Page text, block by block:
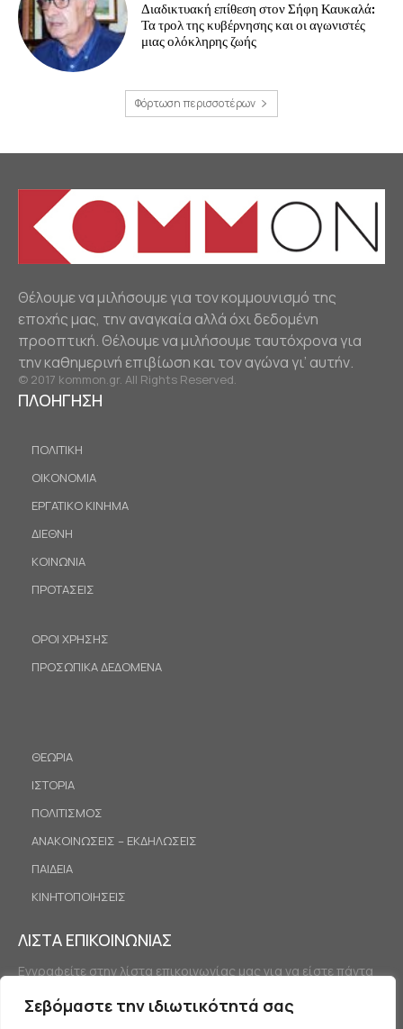
Σεβόμαστε την ιδιωτικότητά σας
Διαδικτυακή επίθεση στον Σήφη Καυκαλά:
Τα τρολ της κυβέρνησης και οι αγωνιστές
μιας ολόκληρης ζωής
Φόρτωση περισσοτέρων
Θέλουμε να μιλήσουμε για τον κομμουνισμό της
εποχής μας, την αναγκαία αλλά όχι δεδομένη
προοπτική. Θέλουμε να μιλήσουμε ταυτόχρονα για
την καθημερινή επιβίωση και τον αγώνα γι’ αυτήν.
© 2017 kommon.gr. All Rights Reserved.
ΠΛΟΗΓΗΣΗ
ΠΟΛΙΤΙΚΗ
ΟΙΚΟΝΟΜΙΑ
ΕΡΓΑΤΙΚΟ ΚΙΝΗΜΑ
ΔΙΕΘΝΗ
ΚΟΙΝΩΝΙΑ
ΠΡΟΤΑΣΕΙΣ
ΟΡΟΙ ΧΡΗΣΗΣ
ΠΡΟΣΩΠΙΚΑ ΔΕΔΟΜΕΝΑ
ΘΕΩΡΙΑ
ΙΣΤΟΡΙΑ
ΠΟΛΙΤΙΣΜΟΣ
ΑΝΑΚΟΙΝΩΣΕΙΣ – ΕΚΔΗΛΩΣΕΙΣ
ΠΑΙΔΕΙΑ
ΚΙΝΗΤΟΠΟΙΗΣΕΙΣ
ΛΙΣΤΑ ΕΠΙΚΟΙΝΩΝΙΑΣ
Εγγραφείτε στην λίστα επικοινωνίας μας για να είστε πάντα